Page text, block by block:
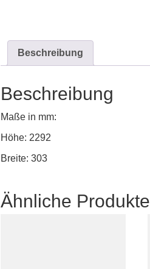
Beschreibung
Beschreibung
Maße in mm:
Höhe: 2292
Breite: 303
Ähnliche Produkte